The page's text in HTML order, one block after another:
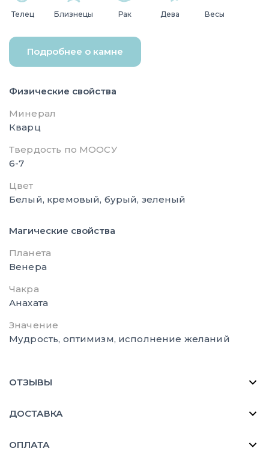
Телец Близнецы Рак Дева Весы
Подробнее о камне
Физические свойства
Минерал
Кварц
Твердость по МООСУ
6-7
Цвет
Белый, кремовый, бурый, зеленый
Магические свойства
Планета
Венера
Чакра
Анахата
Значение
Мудрость, оптимизм, исполнение желаний
ОТЗЫВЫ
ДОСТАВКА
ОПЛАТА